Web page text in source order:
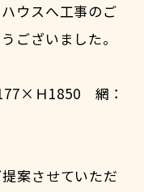
ウスへ工事のご
ございました。
Ｈ1850 網：
ク色
案させていただ